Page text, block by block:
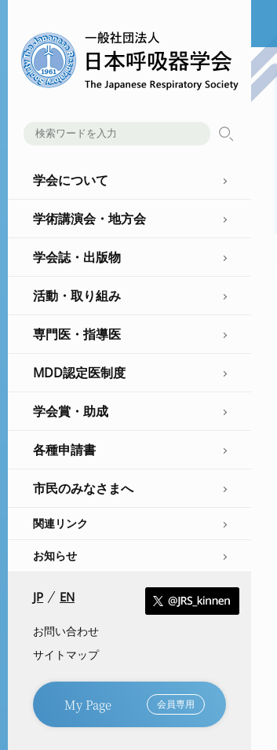
学会について
学術講演会・地方会
学会誌・出版物
活動・取り組み
専門医・指導医
MDD認定医制度
学会賞・助成
各種申請書
市民のみなさまへ
関連リンク
お知らせ
JP EN
お問い合わせ
サイトマップ
My Page 会員専用